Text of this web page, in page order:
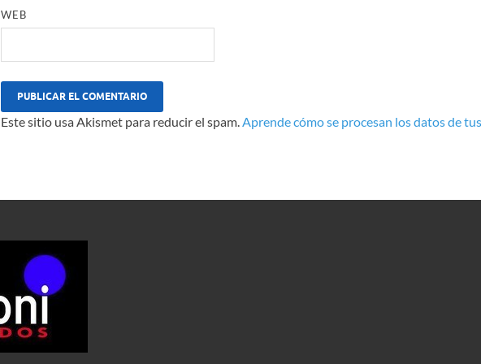
WEB
Este sitio usa Akismet para reducir el spam.Aprende cómo se procesan los datos de